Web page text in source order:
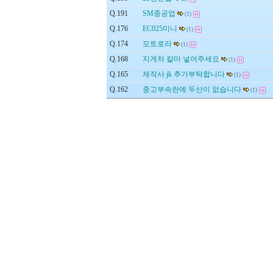
Q.191 SM중공업 (1)
Q.176 EC025미니 (1)
Q.174 모토로라 (1)
Q.168 지게차 칼마 넣어주세요 (1)
Q.165 제작사 jk 추가부탁합니다 (1)
Q.162 중고부속란에 두산이 없습니다 (1)